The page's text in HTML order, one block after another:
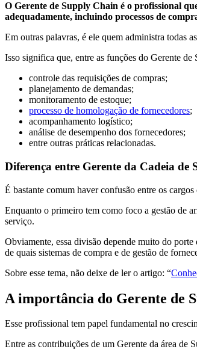
O Gerente de Supply Chain é o profissional
adequadamente, incluindo processos de
Em outras palavras, é ele quem administra todas
Isso significa que, entre as funções do Gerente de
controle das requisições de compras;
planejamento de demandas;
monitoramento de estoque;
processo de homologação de fornecedores;
acompanhamento logístico;
análise de desempenho dos fornecedores;
entre outras práticas relacionadas.
Diferença entre Gerente da Cadeia de
É bastante comum haver confusão entre os
Enquanto o primeiro tem como foco a gestão de
serviço.
Obviamente, essa divisão depende muito do
de quais sistemas de compra e de gestão de
Sobre esse tema, não deixe de ler o artigo: “
A importância do Gerente de
Esse profissional tem papel fundamental no
Entre as contribuições de um Gerente da área de